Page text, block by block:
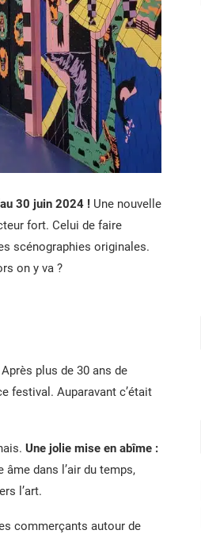
30 juin 2024 ! Une nouvelle
fort. Celui de faire
scénographies originales.
on y va ?
Après plus de 30 ans de
festival. Auparavant c’était
Une jolie mise en abîme :
dans l’air du temps,
l’art.
commerçants autour de